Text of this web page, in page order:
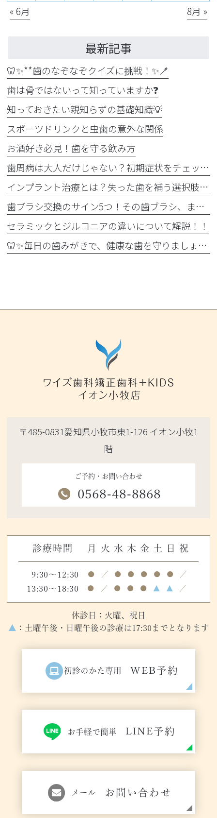
« 6月 8月 »
最新記事
🦷✨**歯のなぞなぞクイズに挑戦！✨🪥
歯は骨ではないって知っていますか❓
知っておきたい親知らずの基礎知識💡
スポーツドリンクと虫歯の意外な関係
お酒好き必見！歯を守る飲み方
歯周病は大人だけじゃない？初期症状をチェック
インプラント治療とは？失った歯を補う選択肢を正しく知りましょう！！
歯ブラシ交換のサイン5つ！その歯ブラシ、まだ使っていませんか？🪥
セラミックとジルコニアの違いについて解説！！
🦷✨毎日の歯みがきで、健康な歯を守りましょう✨🪥
〒485-0831愛知県小牧市東1-126 イオン小牧1
階
ご予約・お問い合わせ
0568-48-8868
診療時間 月 火 水 木 金 土 日 祝
9:30～12:30 ● ／ ● ● ● ● ● ／
13:30～18:30 ● ／ ● ● ● ▲ ▲ ／
休診日：火曜、祝日
▲ ：土曜午後・日曜午後の診療は17:30までとなります
初診のかた専用 WEB予約
お手軽で簡単 LINE予約
メール お問い合わせ